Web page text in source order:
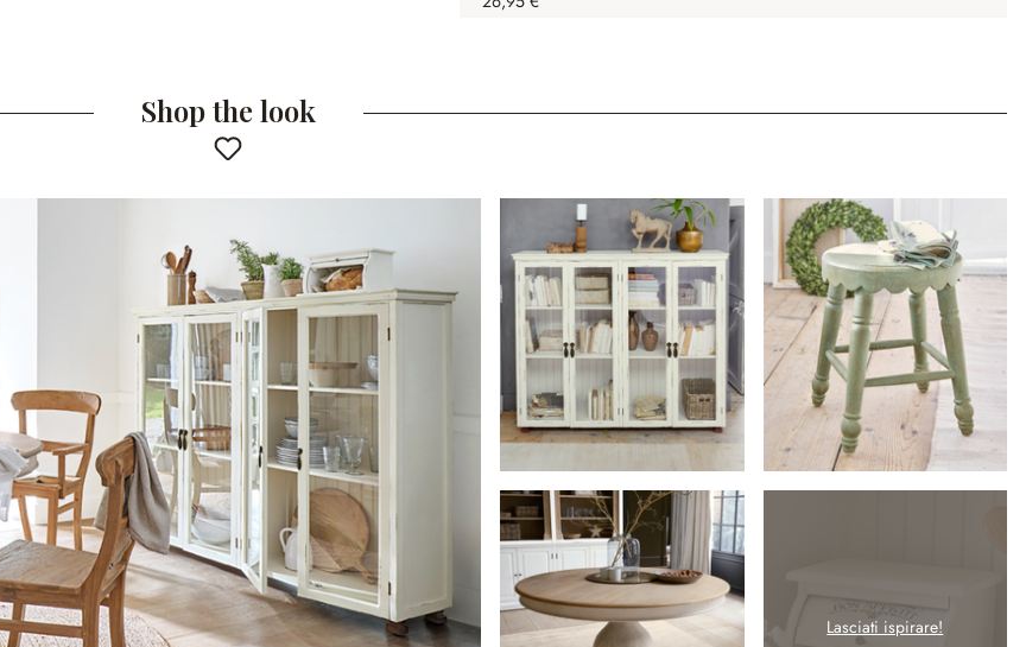
Shop the look
Lasciati ispirare!